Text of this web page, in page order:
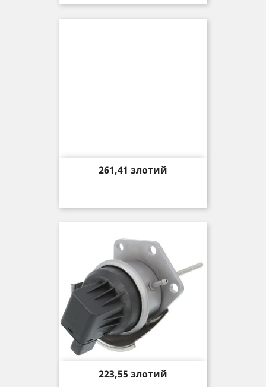
Price
261,41 злотий
Price
223,55 злотий